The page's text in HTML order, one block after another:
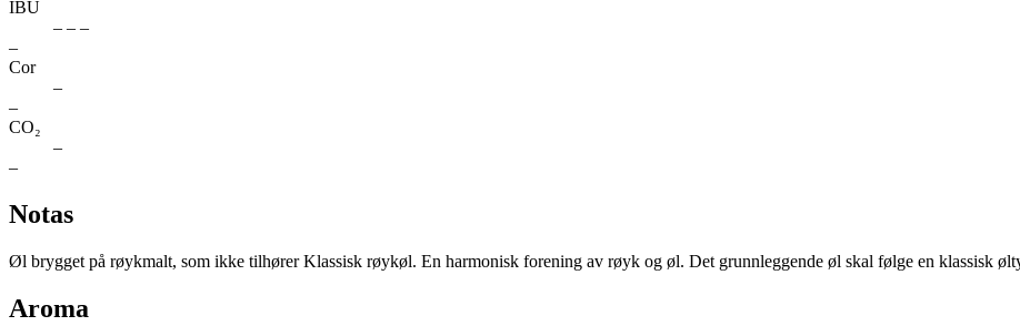
IBU
– – –
–
Cor
–
–
CO₂
–
–
Notas
Øl brygget på røykmalt, som ikke tilhører Klassisk røykøl. En harmonisk forening av røyk og øl. Det grunnleggende øl skal følge en klassisk
Aroma